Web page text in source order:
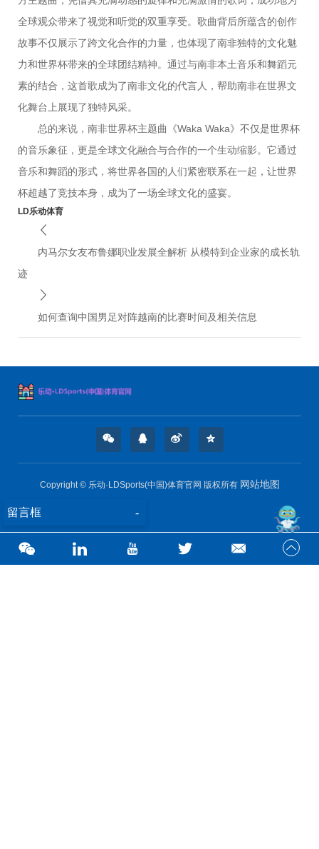
全球观众带来了视觉和听觉的双重享受。歌曲背后所蕴含的创作
故事不仅展示了跨文化合作的力量，也体现了南非独特的文化魅
力和世界杯带来的全球团结精神。通过与南非本土音乐和舞蹈元
素的结合，这首歌成为了南非文化的代言人，帮助南非在世界文
化舞台上展现了独特风采。
总的来说，南非世界杯主题曲《Waka Waka》不仅是世界杯
的音乐象征，更是全球文化融合与合作的一个生动缩影。它通过
音乐和舞蹈的形式，将世界各国的人们紧密联系在一起，让世界
杯超越了竞技本身，成为了一场全球文化的盛宴。
LD乐动体育
内马尔女友布鲁娜职业发展全解析 从模特到企业家的成长轨
迹
如何查询中国男足对阵越南的比赛时间及相关信息
Copyright © 乐动·LDSports(中国)体育官网 版权所有 网站地图
留言框 -